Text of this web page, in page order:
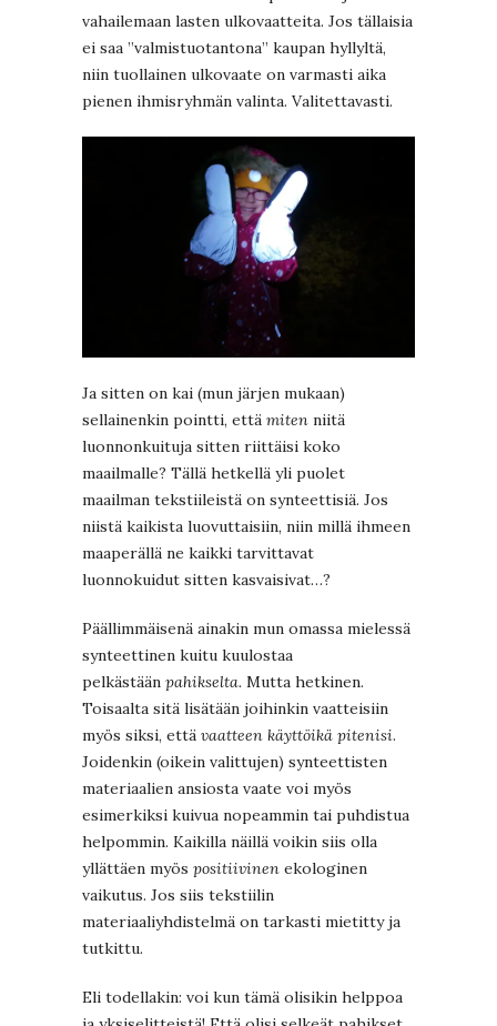
vahailemaan lasten ulkovaatteita. Jos tällaisia
ei saa ”valmistuotantona” kaupan hyllyltä,
niin tuollainen ulkovaate on varmasti aika
pienen ihmisryhmän valinta. Valitettavasti.
Ja sitten on kai (mun järjen mukaan)
sellainenkin pointti, että miten niitä
luonnonkuituja sitten riittäisi koko
maailmalle? Tällä hetkellä yli puolet
maailman tekstiileistä on synteettisiä. Jos
niistä kaikista luovuttaisiin, niin millä ihmeen
maaperällä ne kaikki tarvittavat
luonnokuidut sitten kasvaisivat…?
Päällimmäisenä ainakin mun omassa mielessä
synteettinen kuitu kuulostaa
pelkästään pahikselta. Mutta hetkinen.
Toisaalta sitä lisätään joihinkin vaatteisiin
myös siksi, että vaatteen käyttöikä pitenisi.
Joidenkin (oikein valittujen) synteettisten
materiaalien ansiosta vaate voi myös
esimerkiksi kuivua nopeammin tai puhdistua
helpommin. Kaikilla näillä voikin siis olla
yllättäen myös positiivinen ekologinen
vaikutus. Jos siis tekstiilin
materiaaliyhdistelmä on tarkasti mietitty ja
tutkittu.
Eli todellakin: voi kun tämä olisikin helppoa